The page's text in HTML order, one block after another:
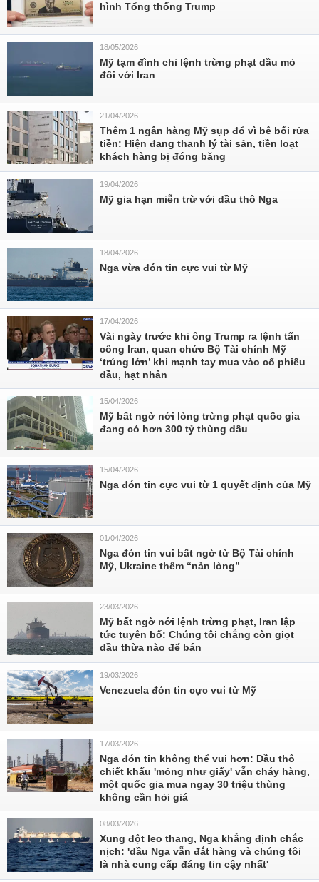
hình Tổng thống Trump
18/05/2026
Mỹ tạm đình chỉ lệnh trừng phạt dầu mỏ
đối với Iran
21/04/2026
Thêm 1 ngân hàng Mỹ sụp đổ vì bê bối rửa
tiền: Hiện đang thanh lý tài sản, tiền loạt
khách hàng bị đóng băng
19/04/2026
Mỹ gia hạn miễn trừ với dầu thô Nga
18/04/2026
Nga vừa đón tin cực vui từ Mỹ
17/04/2026
Vài ngày trước khi ông Trump ra lệnh tấn
công Iran, quan chức Bộ Tài chính Mỹ
‘trúng lớn’ khi mạnh tay mua vào cổ phiếu
dầu, hạt nhân
15/04/2026
Mỹ bất ngờ nới lỏng trừng phạt quốc gia
đang có hơn 300 tỷ thùng dầu
15/04/2026
Nga đón tin cực vui từ 1 quyết định của Mỹ
01/04/2026
Nga đón tin vui bất ngờ từ Bộ Tài chính
Mỹ, Ukraine thêm “nản lòng”
23/03/2026
Mỹ bất ngờ nới lệnh trừng phạt, Iran lập
tức tuyên bố: Chúng tôi chẳng còn giọt
dầu thừa nào để bán
19/03/2026
Venezuela đón tin cực vui từ Mỹ
17/03/2026
Nga đón tin không thể vui hơn: Dầu thô
chiết khấu 'mỏng như giấy' vẫn cháy hàng,
một quốc gia mua ngay 30 triệu thùng
không cần hỏi giá
08/03/2026
Xung đột leo thang, Nga khẳng định chắc
nịch: 'dầu Nga vẫn đắt hàng và chúng tôi
là nhà cung cấp đáng tin cậy nhất'